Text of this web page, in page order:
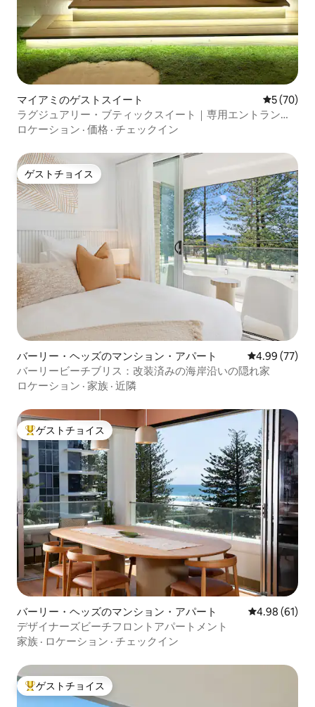
マイアミのゲストスイート レビュー
5 (70)
ラグジュアリー・ブティックスイート｜専用エントランス
｜ビーチまで徒歩圏内
ロケーション · 価格 · チェックイン
ゲストチョイス
ゲストチョイス
バーリー・ヘッズのマンション・アパート レビュー77
4.99 (77)
バーリービーチブリス：改装済みの海岸沿いの隠れ家
ロケーション · 家族 · 近隣
大好評のゲストチョイスです。
ゲストチョイス
バーリー・ヘッズのマンション・アパート レビュー61
4.98 (61)
デザイナーズビーチフロントアパートメント
家族 · ロケーション · チェックイン
大好評のゲストチョイスです。
ゲストチョイス